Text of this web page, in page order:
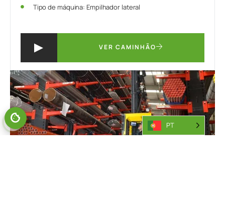
Tipo de máquina: Empilhador lateral
VER CAMINHÃO
PT